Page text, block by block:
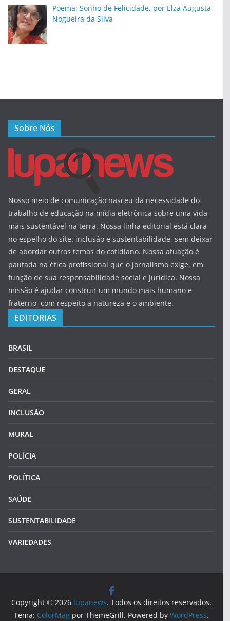
Poema: Sonho de Felicidade, por Elza Augusta
Nogueira da Silva
Sobre Nós
Nosso meio de comunicação nasceu da necessidade do
trabalho de educação na mídia eletrônica sobre uma vida
mais sustentável na terra. Nossa linha editorial está clara
no espelho do site: inclusão e sustentabilidade, sem deixar
de abordar outros temas do cotidiano. Nossa atuação é
pautada na ética profissional que o jornalismo exige, em
função de sua responsabilidade social e jurídica. Nossa
missão é ajudar construir um mundo mais humano e
fraterno, com respeito a natureza e o ambiente.
EDITORIAS
BRASIL
DESTAQUE
GERAL
INCLUSÃO
MURAL
POLÍCIA
POLÍTICA
SAÚDE
SUSTENTABILIDADE
VARIEDADES
Copyright © 2026 lupanews. Todos os direitos reservados.
Tema: ColorMag por ThemeGrill. Powered byWordPress.